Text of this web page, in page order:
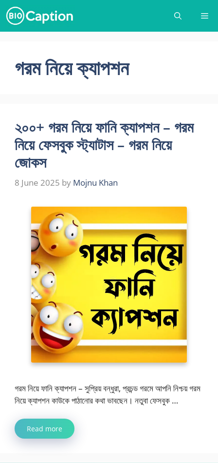
Skip
to
content
গরম নিয়ে ক্যাপশন
২০০+ গরম নিয়ে ফানি ক্যাপশন – গরম
নিয়ে ফেসবুক স্ট্যাটাস – গরম নিয়ে
জোকস
8 June 2025 by Mojnu Khan
গরম নিয়ে ফানি ক্যাপশন – সুপ্রিয় বন্ধুরা, প্রচন্ড গরমে আপনি নিশ্চয় গরম
নিয়ে ক্যাপশন কাউকে পাঠানোর কথা ভাবছেন। নতুবা ফেসবুক …
Read more